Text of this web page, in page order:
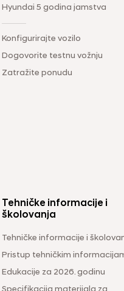
Hyundai 5 godina jamstva
Konfigurirajte vozilo
Dogovorite testnu vožnju
Zatražite ponudu
Tehničke informacije i
školovanja
Tehničke informacije i
Pristup tehničkim
Edukacije za 2026. godinu